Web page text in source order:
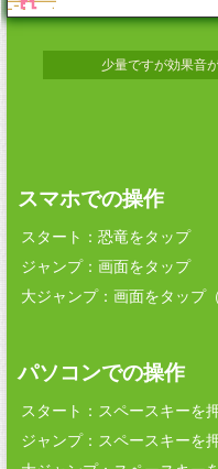
少量ですが効果音
スマホでの操作
スタート：恐竜をタップ
ジャンプ：画面をタップ
大ジャンプ：画面をタップ
パソコンでの操作
スタート：スペースキーを
ジャンプ：スペースキーを